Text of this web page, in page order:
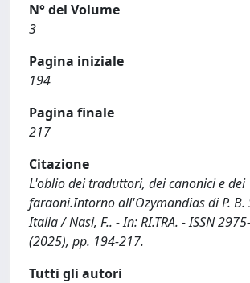
N° del Volume
3
Pagina iniziale
194
Pagina finale
217
Citazione
L'oblio dei traduttori, dei canonici e dei
faraoni.Intorno all'Ozymandias di P. B.
Italia / Nasi, F.. - In: RI.TRA. - ISSN
(2025), pp. 194-217.
Tutti gli autori